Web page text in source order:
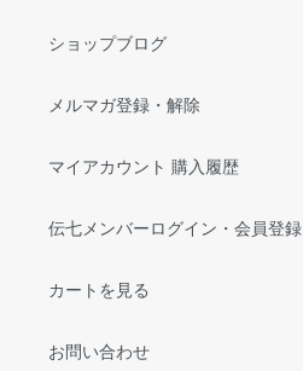
ショップブログ
メルマガ登録・解除
マイアカウント 購入履歴
伝七メンバーログイン・会員登録
カートを見る
お問い合わせ